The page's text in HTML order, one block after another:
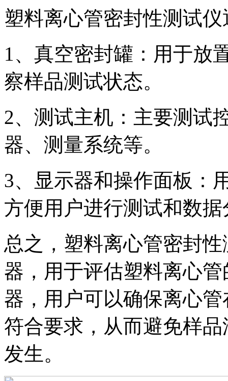
塑料离心管密封性测试
1、真空密封罐：用于放
察样品测试状态。
2、测试主机：主要测试
器、测量系统等。
3、显示器和操作面板：
方便用户进行测试和数据
总之，塑料离心管密封
器，用于评估塑料离心
器，用户可以确保离心
符合要求，从而避免样
发生。